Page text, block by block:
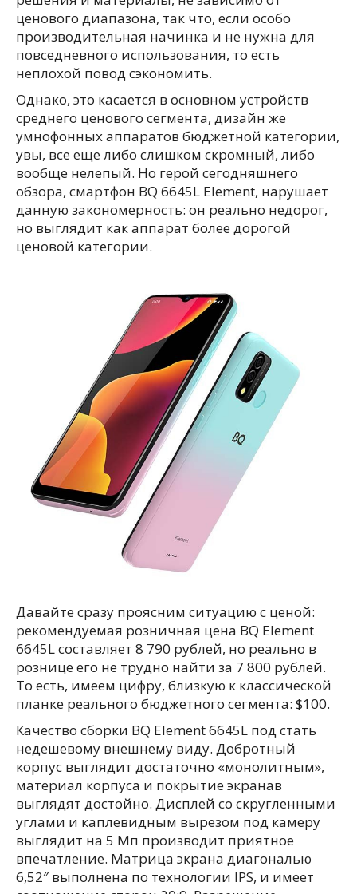
ценового диапазона, так что, если особо
производительная начинка и не нужна для
повседневного использования, то есть
неплохой повод сэкономить.
Однако, это касается в основном устройств
среднего ценового сегмента, дизайн же
умнофонных аппаратов бюджетной категории,
увы, все еще либо слишком скромный, либо
вообще нелепый. Но герой сегодняшнего
обзора, смартфон BQ 6645L Element, нарушает
данную закономерность: он реально недорог,
но выглядит как аппарат более дорогой
ценовой категории.
Давайте сразу проясним ситуацию с ценой:
рекомендуемая розничная цена BQ Element
6645L составляет 8 790 рублей, но реально в
рознице его не трудно найти за 7 800 рублей.
То есть, имеем цифру, близкую к классической
планке реального бюджетного сегмента: $100.
Качество сборки BQ Element 6645L под стать
недешевому внешнему виду. Добротный
корпус выглядит достаточно «монолитным»,
материал корпуса и покрытие экранав
выглядят достойно. Дисплей со скругленными
углами и каплевидным вырезом под камеру
выглядит на 5 Мп производит приятное
впечатление. Матрица экрана диагональю
6,52″ выполнена по технологии IPS, и имеет